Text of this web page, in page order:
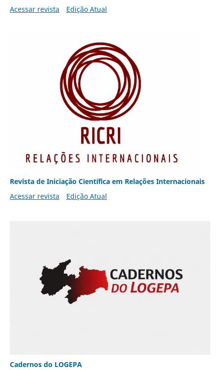
Acessar revista
Edição Atual
Revista de Iniciação Científica em Relações Internacionais
Acessar revista
Edição Atual
Cadernos do LOGEPA